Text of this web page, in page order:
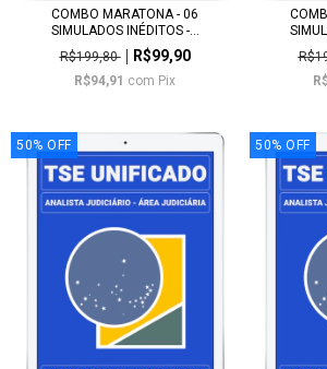
COMBO MARATONA - 06
SIMULADOS INÉDITOS -...
R$199,80
R$99,90
R$94,91 com Pix
50% OFF 50% OFF